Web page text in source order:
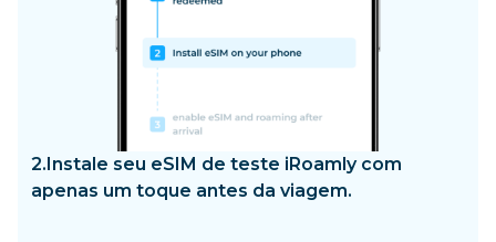
2.Instale seu eSIM de teste iRoamly com
apenas um toque antes da viagem.